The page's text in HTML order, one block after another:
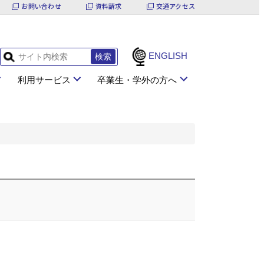
お問い合わせ 資料請求 交通アクセス
ENGLISH
利用サービス 卒業生・学外の方へ